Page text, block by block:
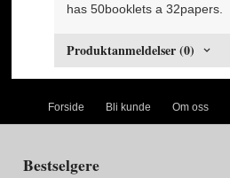
has 50booklets a 32papers.
Produktanmeldelser (0)
Forside Bli kunde Om oss
Bestselgere